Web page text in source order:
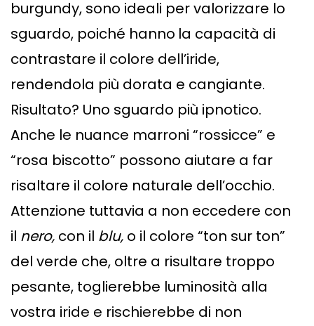
burgundy, sono ideali per valorizzare lo
sguardo, poiché hanno la capacità di
contrastare il colore dell’iride,
rendendola più dorata e cangiante.
Risultato? Uno sguardo più ipnotico.
Anche le nuance marroni “rossicce” e
“rosa biscotto” possono aiutare a far
risaltare il colore naturale dell’occhio.
Attenzione tuttavia a non eccedere con
il nero, con il blu, o il colore “ton sur ton”
del verde che, oltre a risultare troppo
pesante, toglierebbe luminosità alla
vostra iride e rischierebbe di non